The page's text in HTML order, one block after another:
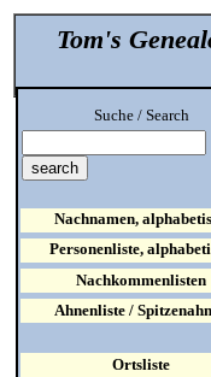
Tom's
Suche / Search
Nachnamen,
Personenliste,
Nachkommenlisten
Ahnenliste /
Ortsliste